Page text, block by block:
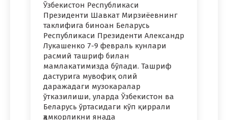
Ўзбекистон Республикаси
Президенти Шавкат Мирзиёевнинг
таклифига биноан Беларусь
Республикаси Президенти Александр
Лукашенко 7-9 февраль кунлари
расмий ташриф билан
мамлакатимизда бўлади. Ташриф
дастурига мувофиқ олий
даражадаги музокаралар
ўтказилиши, уларда Ўзбекистон ва
Беларусь ўртасидаги кўп қиррали
ҳамкорликни янада